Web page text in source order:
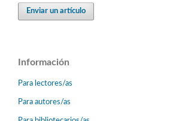
Enviar un artículo
Información
Para lectores/as
Para autores/as